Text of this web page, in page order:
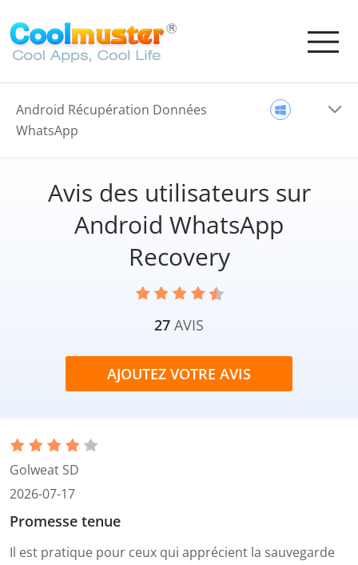
Android Récupération Données
WhatsApp
Avis des utilisateurs sur
Android WhatsApp
Recovery
27 AVIS
AJOUTEZ VOTRE AVIS
Golweat SD
2026-07-17
Promesse tenue
Il est pratique pour ceux qui apprécient la sauvegarde